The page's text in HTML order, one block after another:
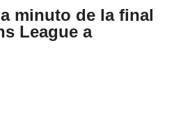
minuto de la final
League a